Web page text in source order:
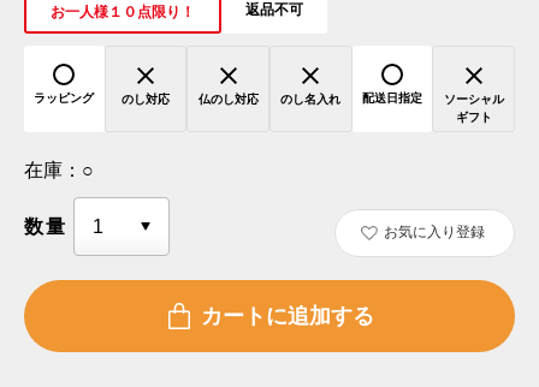
お一人様１０点限り！ 返品不可
ラッピング のし対応 仏のし対応 のし名入れ 配送日指定
ソーシャル
ギフト
在庫： ○
数量 お気に入り登録